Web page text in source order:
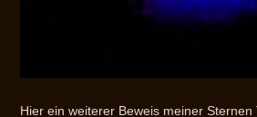
Hier ein weiterer Beweis meiner Sternen